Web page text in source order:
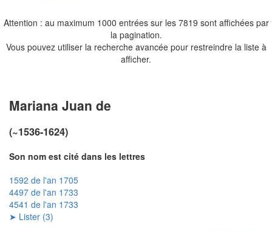
Attention : au maximum 1000 entrées sur les 7819 sont affichées par
la pagination.
Vous pouvez utiliser la recherche avancée pour restreindre la liste à
afficher.
Mariana Juan de
(~1536-1624)
Son nom est cité dans les lettres
1592 de l'an 1705
4497 de l'an 1733
4541 de l'an 1733
➤ Lister (3)